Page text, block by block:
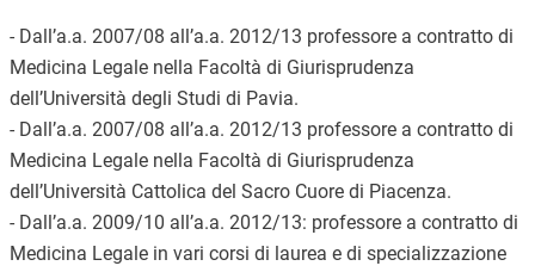
- Dall’a.a. 2007/08 all’a.a. 2012/13 professore a contratto di
Medicina Legale nella Facoltà di Giurisprudenza
dell’Università degli Studi di Pavia.
- Dall’a.a. 2007/08 all’a.a. 2012/13 professore a contratto di
Medicina Legale nella Facoltà di Giurisprudenza
dell’Università Cattolica del Sacro Cuore di Piacenza.
- Dall’a.a. 2009/10 all’a.a. 2012/13: professore a contratto di
Medicina Legale in vari corsi di laurea e di specializzazione